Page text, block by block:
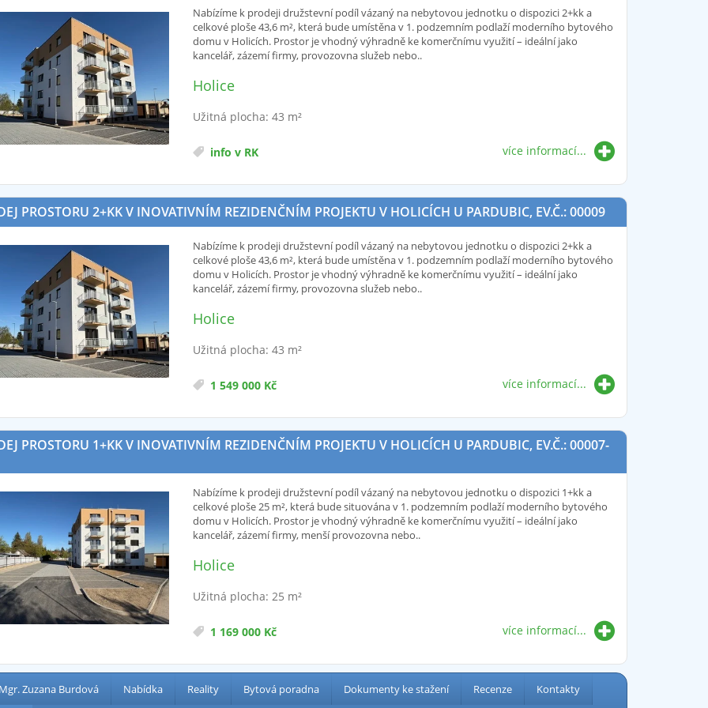
Nabízíme k prodeji družstevní podíl vázaný na nebytovou jednotku o dispozici 2+kk a
celkové ploše 43,6 m², která bude umístěna v 1. podzemním podlaží moderního bytového
domu v Holicích. Prostor je vhodný výhradně ke komerčnímu využití – ideální jako
kancelář, zázemí firmy, provozovna služeb nebo..
Holice
Užitná plocha: 43 m²
info v RK více informací...
PROSTORU 2+KK V INOVATIVNÍM REZIDENČNÍM PROJEKTU V HOLICÍCH U PARDUBIC, EV.Č.: 00009
Nabízíme k prodeji družstevní podíl vázaný na nebytovou jednotku o dispozici 2+kk a
celkové ploše 43,6 m², která bude umístěna v 1. podzemním podlaží moderního bytového
domu v Holicích. Prostor je vhodný výhradně ke komerčnímu využití – ideální jako
kancelář, zázemí firmy, provozovna služeb nebo..
Holice
Užitná plocha: 43 m²
1 549 000 Kč více informací...
PROSTORU 1+KK V INOVATIVNÍM REZIDENČNÍM PROJEKTU V HOLICÍCH U PARDUBIC, EV.Č.: 00007-
Nabízíme k prodeji družstevní podíl vázaný na nebytovou jednotku o dispozici 1+kk a
celkové ploše 25 m², která bude situována v 1. podzemním podlaží moderního bytového
domu v Holicích. Prostor je vhodný výhradně ke komerčnímu využití – ideální jako
kancelář, zázemí firmy, menší provozovna nebo..
Holice
Užitná plocha: 25 m²
1 169 000 Kč více informací...
Zuzana Burdová Nabídka Reality Bytová poradna Dokumenty ke stažení Recenze Kontakty